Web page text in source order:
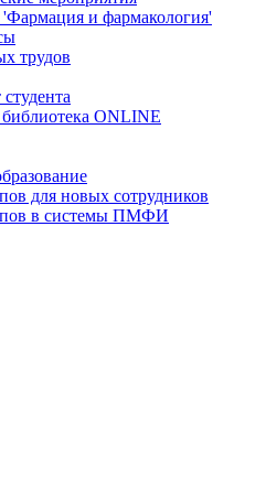
и фармакология'
трудов
библиотека ONLINE
для новых сотрудников
в системы ПМФИ